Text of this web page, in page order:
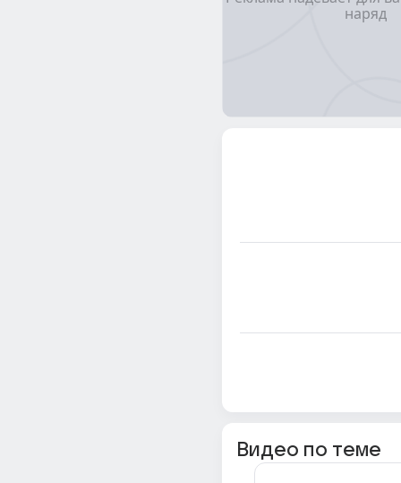
Видео по теме